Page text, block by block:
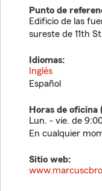
Punto de
Edificio de las
sureste de 11th
Idiomas:
Inglés
Español
Horas de oficina
Lun. - vie. de
En cualquier
Sitio web: